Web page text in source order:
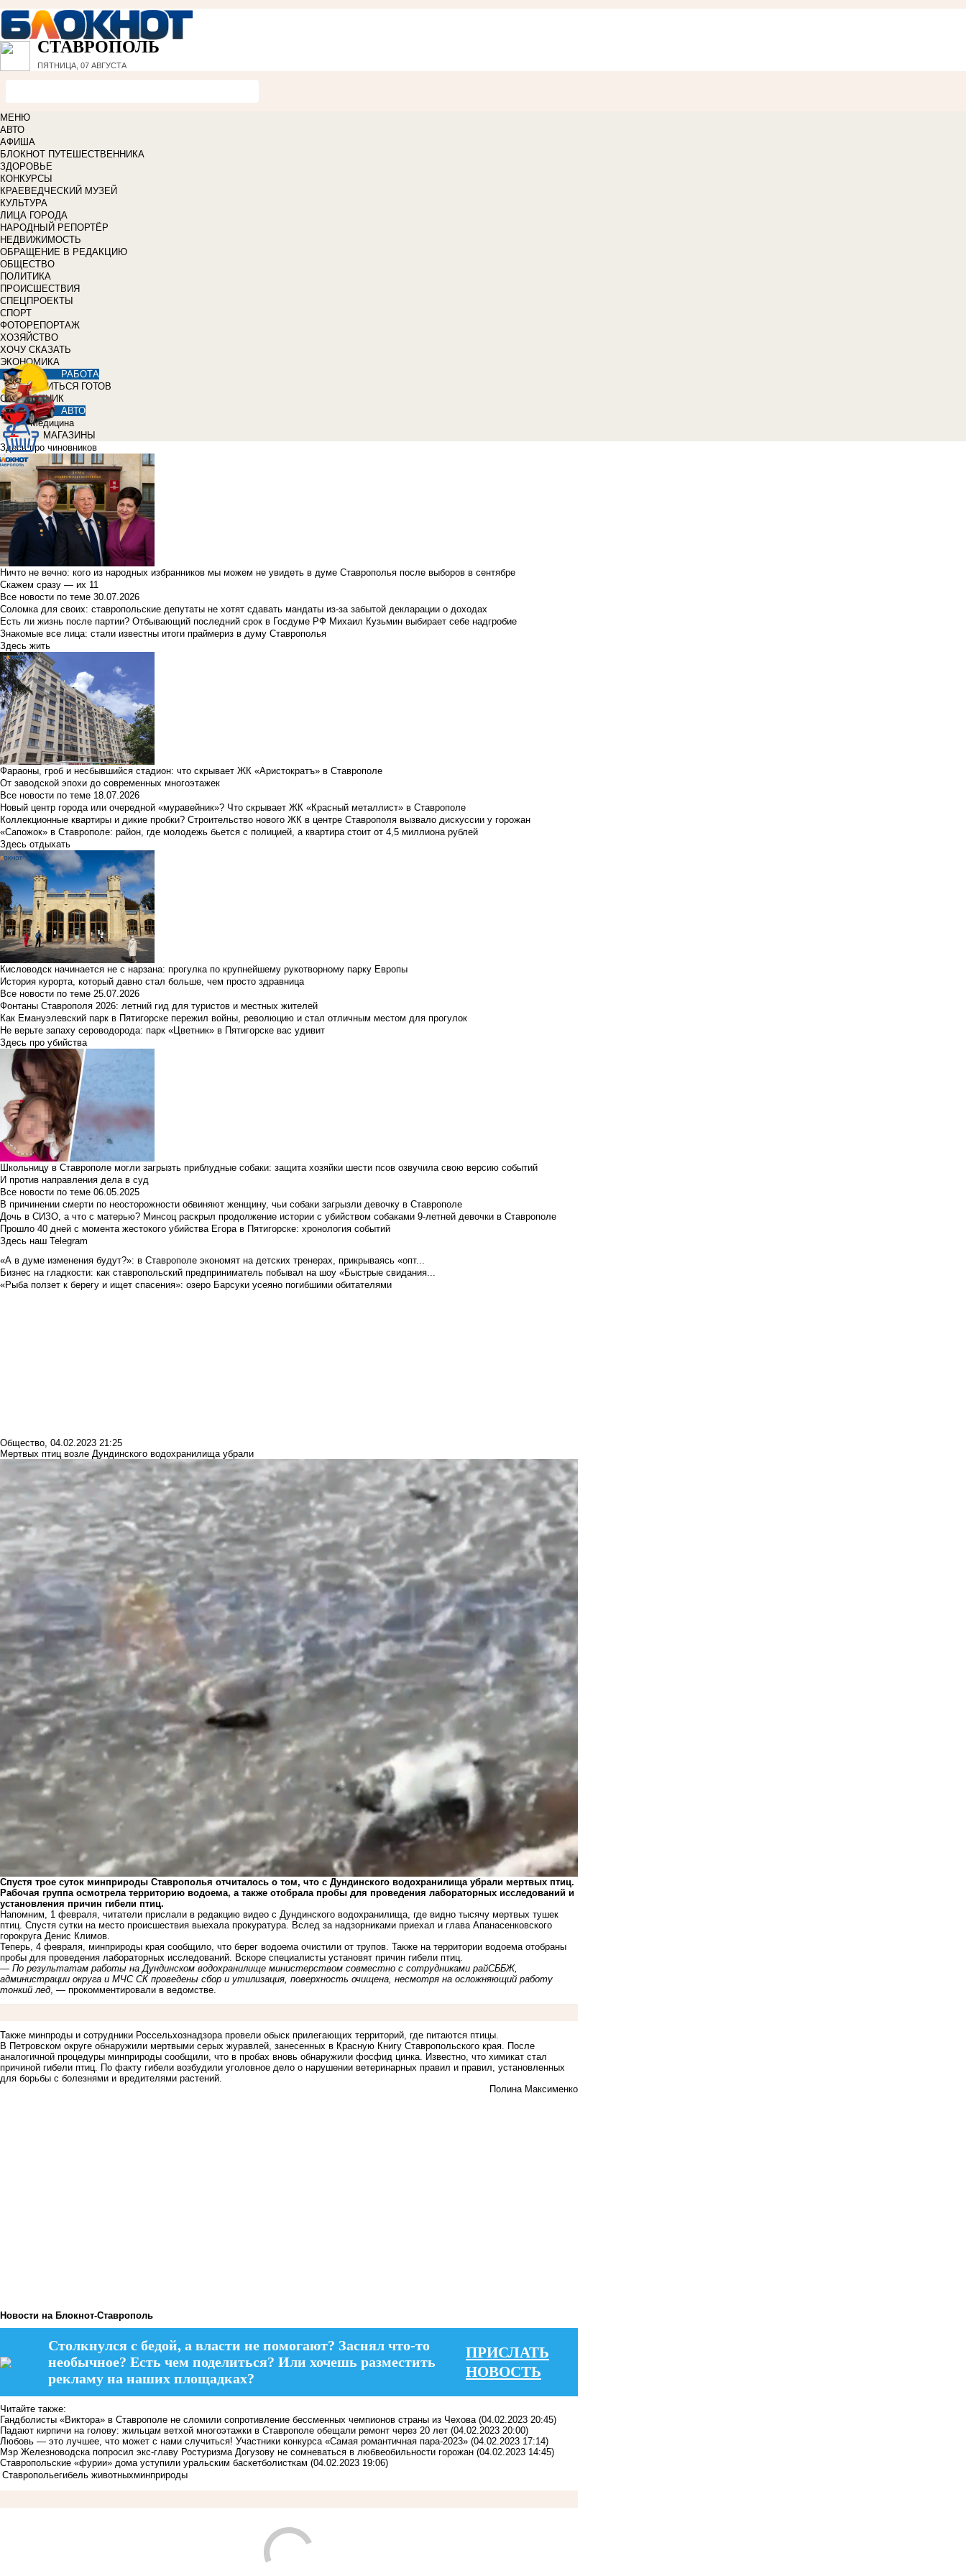
СТАВРОПОЛЬ
ПЯТНИЦА, 07 АВГУСТА
МЕНЮ
АВТО
АФИША
БЛОКНОТ ПУТЕШЕСТВЕННИКА
ЗДОРОВЬЕ
КОНКУРСЫ
КРАЕВЕДЧЕСКИЙ МУЗЕЙ
КУЛЬТУРА
ЛИЦА ГОРОДА
НАРОДНЫЙ РЕПОРТЁР
НЕДВИЖИМОСТЬ
ОБРАЩЕНИЕ В РЕДАКЦИЮ
ОБЩЕСТВО
ПОЛИТИКА
ПРОИСШЕСТВИЯ
СПЕЦПРОЕКТЫ
СПОРТ
ФОТОРЕПОРТАЖ
ХОЗЯЙСТВО
ХОЧУ СКАЗАТЬ
ЭКОНОМИКА
РАБОТА
УЧИТЬСЯ ГОТОВ
СПРАВОЧНИК
АВТО
Медицина
МАГАЗИНЫ
Здесь про чиновников
Ничто не вечно: кого из народных избранников мы можем не увидеть в думе Ставрополья после выборов в сентябре
Скажем сразу — их 11
Все новости по теме 30.07.2026
Соломка для своих: ставропольские депутаты не хотят сдавать мандаты из-за забытой декларации о доходах
Есть ли жизнь после партии? Отбывающий последний срок в Госдуме РФ Михаил Кузьмин выбирает себе надгробие
Знакомые все лица: стали известны итоги праймериз в думу Ставрополья
Здесь жить
Фараоны, гроб и несбывшийся стадион: что скрывает ЖК «Аристократъ» в Ставрополе
От заводской эпохи до современных многоэтажек
Все новости по теме 18.07.2026
Новый центр города или очередной «муравейник»? Что скрывает ЖК «Красный металлист» в Ставрополе
Коллекционные квартиры и дикие пробки? Строительство нового ЖК в центре Ставрополя вызвало дискуссии у горожан
«Сапожок» в Ставрополе: район, где молодежь бьется с полицией, а квартира стоит от 4,5 миллиона рублей
Здесь отдыхать
Кисловодск начинается не с нарзана: прогулка по крупнейшему рукотворному парку Европы
История курорта, который давно стал больше, чем просто здравница
Все новости по теме 25.07.2026
Фонтаны Ставрополя 2026: летний гид для туристов и местных жителей
Как Емануэлевский парк в Пятигорске пережил войны, революцию и стал отличным местом для прогулок
Не верьте запаху сероводорода: парк «Цветник» в Пятигорске вас удивит
Здесь про убийства
Школьницу в Ставрополе могли загрызть приблудные собаки: защита хозяйки шести псов озвучила свою версию событий
И против направления дела в суд
Все новости по теме 06.05.2025
В причинении смерти по неосторожности обвиняют женщину, чьи собаки загрызли девочку в Ставрополе
Дочь в СИЗО, а что с матерью? Минсоц раскрыл продолжение истории с убийством собаками 9-летней девочки в Ставрополе
Прошло 40 дней с момента жестокого убийства Егора в Пятигорске: хронология событий
Здесь наш Telegram
«А в думе изменения будут?»: в Ставрополе экономят на детских тренерах, прикрываясь «опт...
Бизнес на гладкости: как ставропольский предприниматель побывал на шоу «Быстрые свидания...
«Рыба ползет к берегу и ищет спасения»: озеро Барсуки усеяно погибшими обитателями
Общество, 04.02.2023 21:25
Мертвых птиц возле Дундинского водохранилища убрали
Спустя трое суток минприроды Ставрополья отчиталось о том, что с Дундинского водохранилища убрали мертвых птиц.
Рабочая группа осмотрела территорию водоема, а также отобрала пробы для проведения лабораторных исследований и
установления причин гибели птиц.
Напомним, 1 февраля, читатели прислали в редакцию видео с Дундинского водохранилища, где видно тысячу мертвых тушек
птиц. Спустя сутки на место происшествия выехала прокуратура. Вслед за надзорниками приехал и глава Апанасенковского
горокруга Денис Климов.
Теперь, 4 февраля, минприроды края сообщило, что берег водоема очистили от трупов. Также на территории водоема отобраны
пробы для проведения лабораторных исследований. Вскоре специалисты установят причин гибели птиц.
— По результатам работы на Дундинском водохранилище министерством совместно с сотрудниками райСББЖ,
администрации округа и МЧС СК проведены сбор и утилизация, поверхность очищена, несмотря на осложняющий работу
тонкий лед, — прокомментировали в ведомстве.
Также минпроды и сотрудники Россельхознадзора провели обыск прилегающих территорий, где питаются птицы.
В Петровском округе обнаружили мертвыми серых журавлей, занесенных в Красную Книгу Ставропольского края. После
аналогичной процедуры минприроды сообщили, что в пробах вновь обнаружили фосфид цинка. Известно, что химикат стал
причиной гибели птиц. По факту гибели возбудили уголовное дело о нарушении ветеринарных правил и правил, установленных
для борьбы с болезнями и вредителями растений.
Полина Максименко
Новости на Блoкнoт-Ставрополь
Столкнулся с бедой, а власти не помогают? Заснял что-то
необычное? Есть чем поделиться? Или хочешь разместить
рекламу на наших площадках?
ПРИСЛАТЬ
НОВОСТЬ
Читайте также:
Гандболисты «Виктора» в Ставрополе не сломили сопротивление бессменных чемпионов страны из Чехова (04.02.2023 20:45)
Падают кирпичи на голову: жильцам ветхой многоэтажки в Ставрополе обещали ремонт через 20 лет (04.02.2023 20:00)
Любовь — это лучшее, что может с нами случиться! Участники конкурса «Самая романтичная пара-2023» (04.02.2023 17:14)
Мэр Железноводска попросил экс-главу Ростуризма Догузову не сомневаться в любвеобильности горожан (04.02.2023 14:45)
Ставропольские «фурии» дома уступили уральским баскетболисткам (04.02.2023 19:06)
Ставропольегибель животныхминприроды